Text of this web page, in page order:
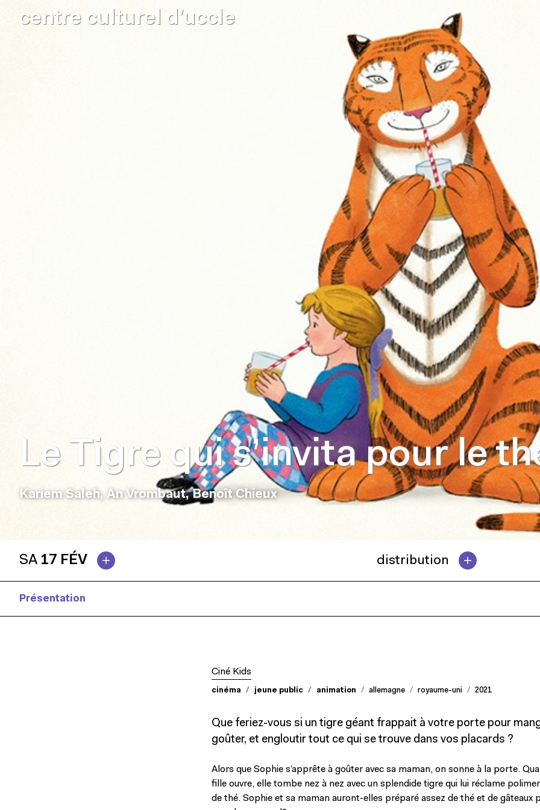
centre culturel d’uccle
Le Tigre qui s’invita pour le
Kariem Saleh, An Vrombaut, Benoît Chieux
SA 17 FÉV distribution
Présentation
Ciné Kids
cinéma jeune public animation allemagne royaume-uni 2021
Que feriez-vous si un tigre géant frappait à votre porte pour
goûter, et engloutir tout ce qui se trouve dans vos placards ?
Alors que Sophie s’apprête à goûter avec sa maman, on sonne à la porte.
fille ouvre, elle tombe nez à nez avec un splendide tigre qui lui réclame
de thé. Sophie et sa maman auront-elles préparé assez de thé et de gâteaux